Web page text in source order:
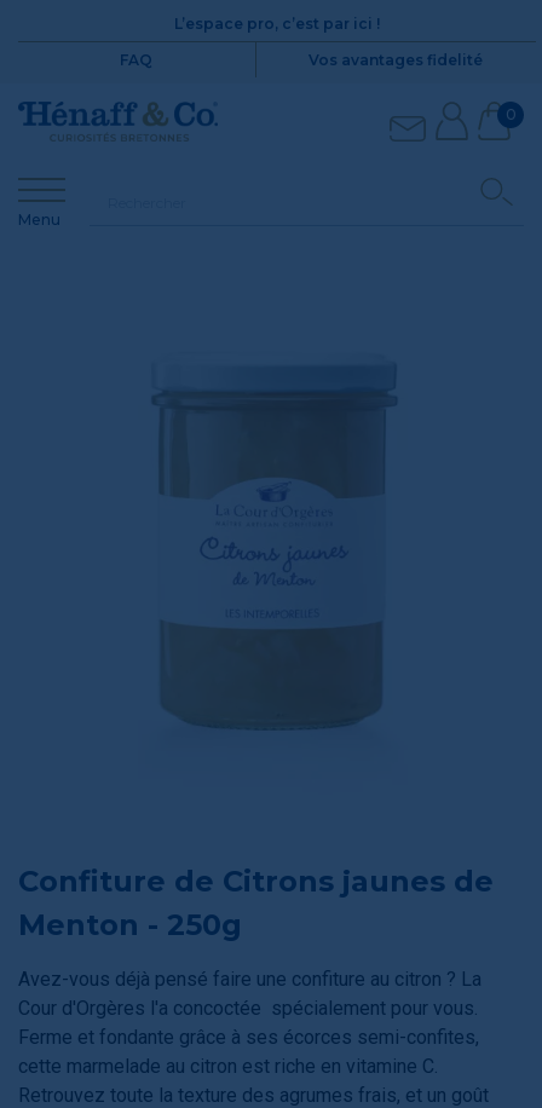
L’espace pro, c’est par ici !
FAQ
Vos avantages fidelité
0
Menu
Confiture de Citrons jaunes de
Menton - 250g
Avez-vous déjà pensé faire une confiture au citron ? La
Cour d'Orgères l'a concoctée spécialement pour vous.
Ferme et fondante grâce à ses écorces semi-confites,
cette marmelade au citron est riche en vitamine C.
Retrouvez toute la texture des agrumes frais, et un goût